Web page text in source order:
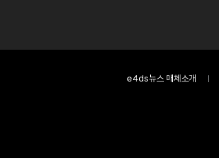
e4ds뉴스 매체소개